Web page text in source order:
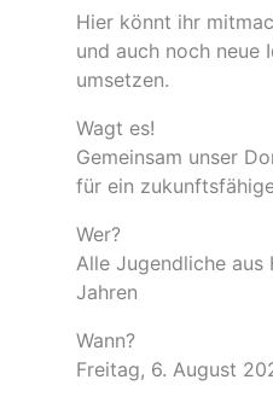
Hier könnt ihr
und auch noch neue
umsetzen.
Wagt es!
Gemeinsam unser
für ein
Wer?
Alle Jugendliche aus
Jahren
Wann?
Freitag, 6. August